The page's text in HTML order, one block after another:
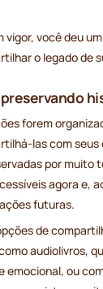
vigor, você deu
o legado de
forem
las com seus
por muito
agora e,
futuras.
de
audiolivros,
emocional, ou